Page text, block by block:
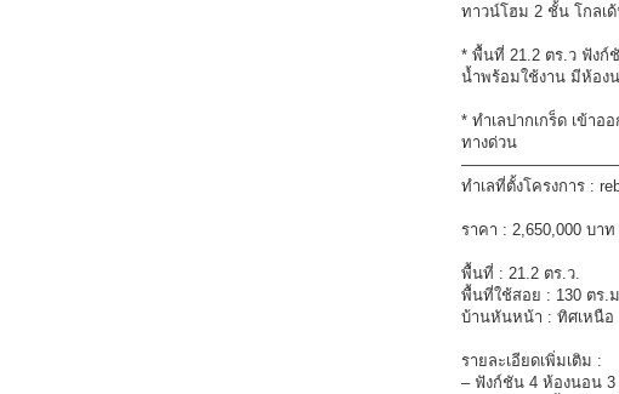
ทาวน์โฮม 2 ชั้น โกลเ
* พื้นที่ 21.2 ตร.ว ฟังก์
น้ำพร้อมใช้งาน มีห้อง
* ทำเลปากเกร็ด เข้า
ทางด่วน
ทำเลที่ตั้งโครงการ :
ราคา : 2,650,000 บาท
พื้นที่ : 21.2 ตร.ว.
พื้นที่ใช้สอย : 130 ตร.
บ้านหันหน้า : ทิศเหนือ
รายละเอียดเพิ่มเติม :
– ฟังก์ชัน 4 ห้องนอน 3